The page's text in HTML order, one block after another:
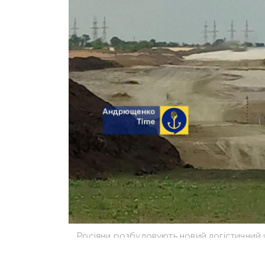
Росіяни розбудовують новий